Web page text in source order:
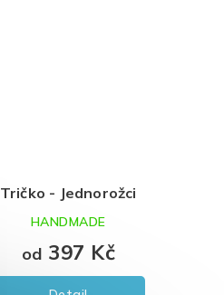
Tričko - Jednorožci
od 397 Kč
HANDMADE